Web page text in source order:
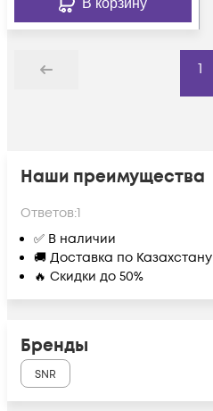
В корзину
Назад
1
Наши преимущества
Ответов:1
✅ В наличии
🚚 Доставка по Казахстану
🔥 Скидки до 50%
Бренды
SNR